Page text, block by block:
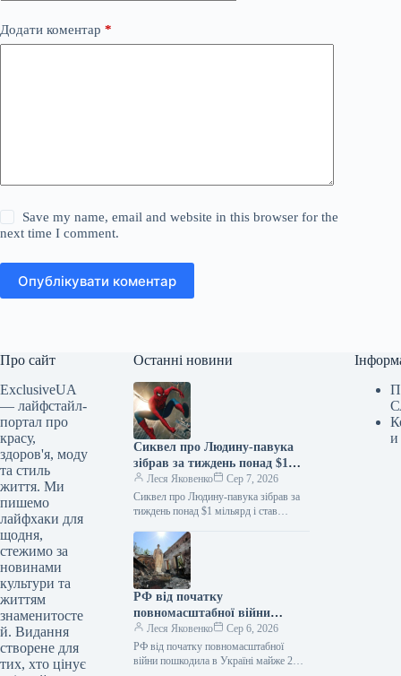
Додати коментар *
Save my name, email and website in this browser for the
next time I comment.
Опублікувати коментар
Про сайт
ExclusiveUA
— лайфстайл-
портал про
красу,
здоров'я, моду
та стиль
життя. Ми
пишемо
лайфхаки для
щодня,
стежимо за
новинами
культури та
життям
знаменитосте
й. Видання
створене для
тих, хто цінує
Останні новини
Сиквел про Людину-павука
зібрав за тиждень понад $1
мільярд і став найкасовішим
фільмом року
Леся Яковенко
Сер 7, 2026
Сиквел про Людину-павука зібрав за
тиждень понад $1 мільярд і став
06.08.2026 10:28 Укрінформ Стрічка
«Людина-павук: Абсолютно…
РФ від початку
повномасштабної війни
пошкодила в Україні майже 2
тисячі пам’яток
Леся Яковенко
Сер 6, 2026
РФ від початку повномасштабної
війни пошкодила в Україні майже 2
и